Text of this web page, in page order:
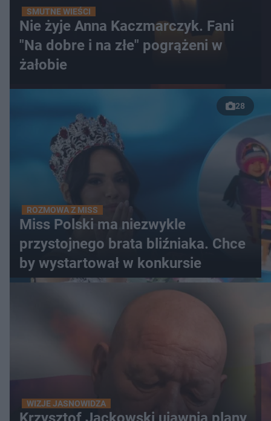
SMUTNE WIEŚCI
Nie żyje Anna Kaczmarczyk. Fani
"Na dobre i na złe" pogrążeni w
żałobie
28
ROZMOWA Z MISS
Miss Polski ma niezwykle
przystojnego brata bliźniaka. Chce
by wystartował w konkursie
WIZJE JASNOWIDZA